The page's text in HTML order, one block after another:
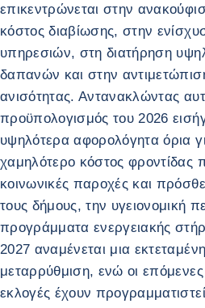
επικεντρώνεται στην
κόστος διαβίωσης, στην
υπηρεσιών, στη διατήρηση
δαπανών και στην
ανισότητας. Αντανακλώντας
προϋπολογισμός του 2026
υψηλότερα αφορολόγητα όρια
χαμηλότερο κόστος φροντίδας
κοινωνικές παροχές και
τους δήμους, την υγειονομική
προγράμματα ενεργειακής
2027 αναμένεται μια
μεταρρύθμιση, ενώ οι επόμενες
εκλογές έχουν